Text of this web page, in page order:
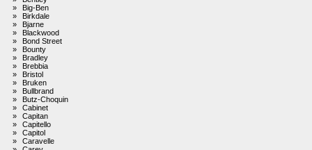
»
Big-Ben
»
Birkdale
»
Bjarne
»
Blackwood
»
Bond Street
»
Bounty
»
Bradley
»
Brebbia
»
Bristol
»
Bruken
»
Bullbrand
»
Butz-Choquin
»
Cabinet
»
Capitan
»
Capitello
»
Capitol
»
Caravelle